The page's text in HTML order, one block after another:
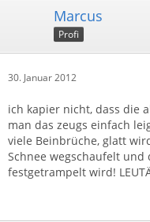
Marcus
Profi
30. Januar 2012
ich kapier nicht, dass die
man das zeugs einfach
viele Beinbrüche, glatt
Schnee wegschaufelt
festgetrampelt wird!